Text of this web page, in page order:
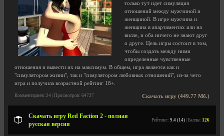
только тут идет симуляция
отношений между мужчиной и
женщиной. В игре мужчина и
женщина в апартаментах или на
вилле, и оба ничего не знают друг
о друге. Цель игры состоит в том,
чтобы создать между ними
определенные чувственные
отношения и вывести их на максимум. В общем, игра является как и
"симулятором жизни", так и "симулятором любовных отношений", из-за чего
игра и получила возрастной рейтинг 18+.
Скачать игру (449.77 Мб.)
Комментариев: 24 | Просмотров: 64727
Скачать игру Red Faction 2 - полная
русская версия
Рейтинг: 9.4 (14) | Баллы: 126